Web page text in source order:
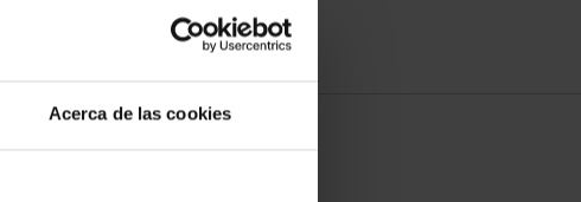
Acerca de las cookies